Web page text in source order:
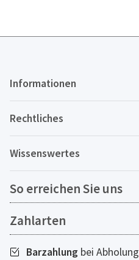
Informationen
Rechtliches
Wissenswertes
So erreichen Sie uns
Zahlarten
Barzahlung bei Abholung